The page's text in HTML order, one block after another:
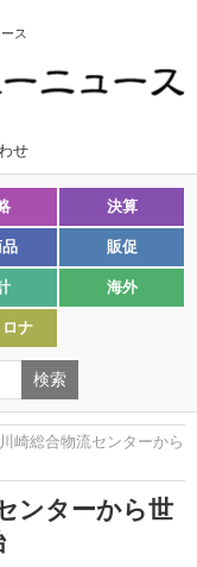
ス
せ
決算
販促
海外
ナ
崎総合物流センターから
ンターから世